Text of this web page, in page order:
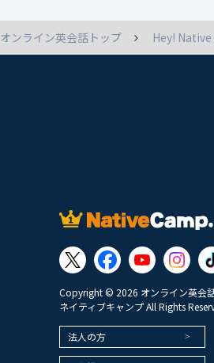
オンライン英会話トップ Hey!
Copyright © 2026 オンライン英会
ネイティブキャンプ All Rights
法人の方